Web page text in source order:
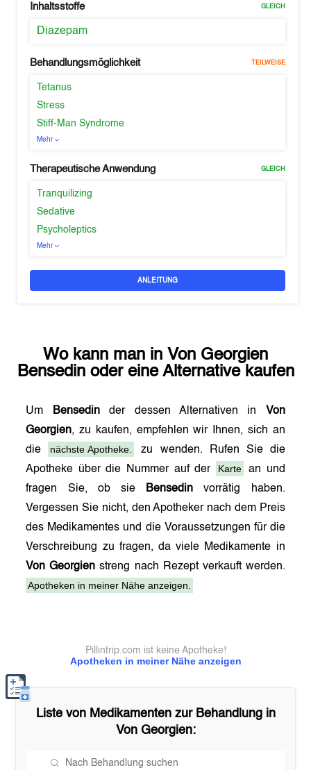
Inhaltsstoffe GLEICH
Diazepam
Behandlungsmöglichkeit TEILWEISE
Tetanus
Stress
Stiff-Man Syndrome
Mehr
Therapeutische Anwendung GLEICH
Tranquilizing
Sedative
Psycholeptics
Mehr
ANLEITUNG
Wo kann man in Von Georgien
Bensedinoder eine Alternative kaufen
Um Bensedinder dessen Alternativen in Von
Georgien, zu kaufen, empfehlen wir Ihnen, sich an
die
nächste Apotheke.
zu wenden. Rufen Sie die
Apotheke über die Nummer auf der
Karte
an und
fragen Sie, ob sie
Bensedin vorrätig haben.
Vergessen Sie nicht, den Apotheker nach dem Preis
des Medikamentes und die Voraussetzungen für die
Verschreibung zu fragen, da viele Medikamente in
Von Georgien streng nach Rezept verkauft werden.
Apotheken in meiner Nähe anzeigen.
Apotheken in meiner Nähe anzeigen
Pillintrip.com ist keine Apotheke!
Liste von Medikamenten zur Behandlung in
Von Georgien: